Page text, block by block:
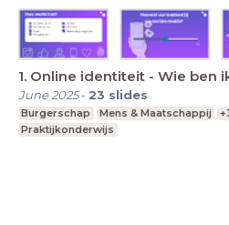
1. Online identiteit - Wie ben
June 2025- 23 slides
Burgerschap Mens & Maatschappij
Praktijkonderwijs